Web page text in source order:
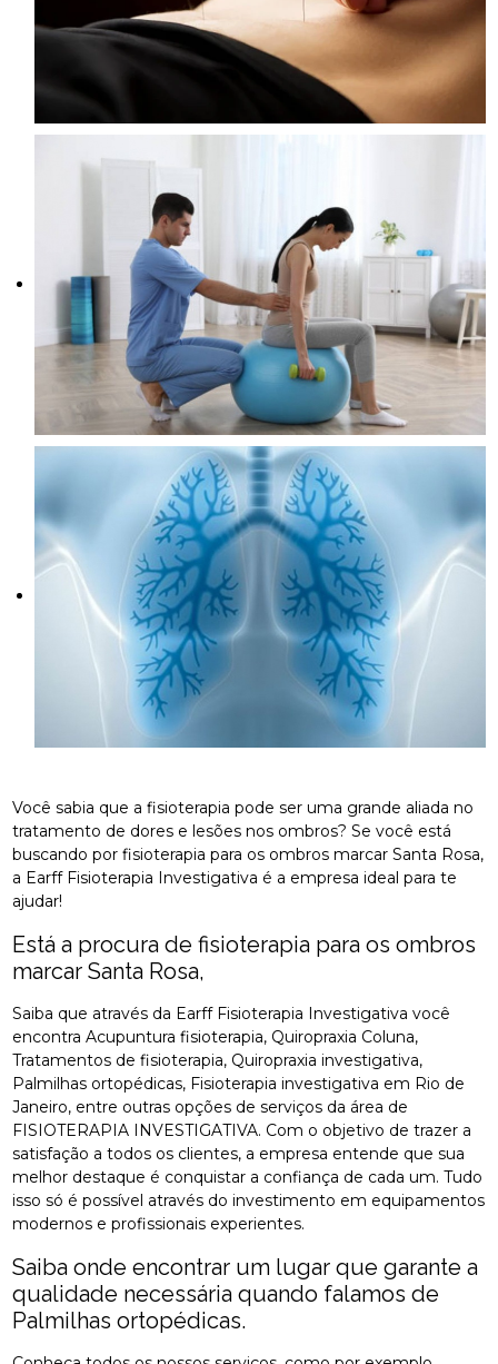
Você sabia que a fisioterapia pode ser uma grande aliada no
tratamento de dores e lesões nos ombros? Se você está
buscando por fisioterapia para os ombros marcar Santa Rosa,
a Earff Fisioterapia Investigativa é a empresa ideal para te
ajudar!
Está a procura de fisioterapia para os ombros
marcar Santa Rosa,
Saiba que através da Earff Fisioterapia Investigativa você
encontra Acupuntura fisioterapia, Quiropraxia Coluna,
Tratamentos de fisioterapia, Quiropraxia investigativa,
Palmilhas ortopédicas, Fisioterapia investigativa em Rio de
Janeiro, entre outras opções de serviços da área de
FISIOTERAPIA INVESTIGATIVA. Com o objetivo de trazer a
satisfação a todos os clientes, a empresa entende que sua
melhor destaque é conquistar a confiança de cada um. Tudo
isso só é possível através do investimento em equipamentos
modernos e profissionais experientes.
Saiba onde encontrar um lugar que garante a
qualidade necessária quando falamos de
Palmilhas ortopédicas.